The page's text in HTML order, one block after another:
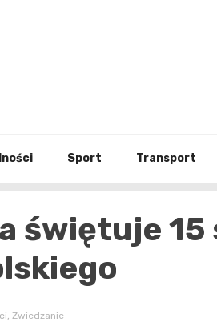
Sport Transport
świętuje 15
, Zwiedzanie